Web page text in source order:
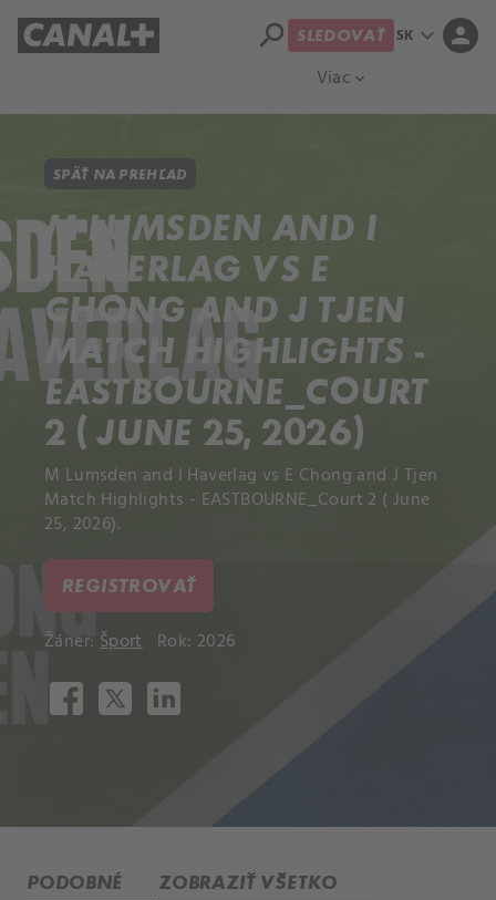
Viac expand_more
search SLEDOVAŤ SK expand_more person
SPÄŤ NA PREHĽAD
M LUMSDEN AND I
HAVERLAG VS E
CHONG AND J TJEN
MATCH HIGHLIGHTS -
EASTBOURNE_COURT
2 ( JUNE 25, 2026)
M Lumsden and I Haverlag vs E Chong and J Tjen
Match Highlights - EASTBOURNE_Court 2 ( June
25, 2026).
REGISTROVAŤ
Žáner: Šport Rok: 2026
PODOBNÉ ZOBRAZIŤ VŠETKO